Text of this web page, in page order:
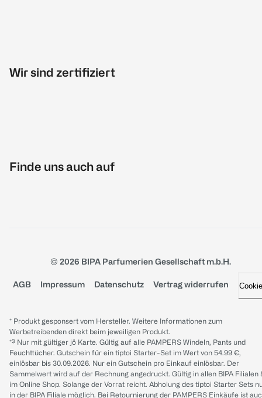
Wir sind zertifiziert
Finde uns auch auf
© 2026 BIPA Parfumerien Gesellschaft m.b.H.
AGB Impressum Datenschutz Vertrag widerrufen
* Produkt gesponsert vom Hersteller. Weitere Informationen zum
Werbetreibenden direkt beim jeweiligen Produkt.
*³ Nur mit gültiger jö Karte. Gültig auf alle PAMPERS Windeln, Pants und
Feuchttücher. Gutschein für ein tiptoi Starter-Set im Wert von 54.99 €,
einlösbar bis 30.09.2026. Nur ein Gutschein pro Einkauf einlösbar. Der
Sammelwert wird auf der Rechnung angedruckt. Gültig in allen BIPA Filialen
im Online Shop. Solange der Vorrat reicht. Abholung des tiptoi Starter Sets
in der BIPA Filiale möglich. Bei Retournierung der PAMPERS Einkäufe ist